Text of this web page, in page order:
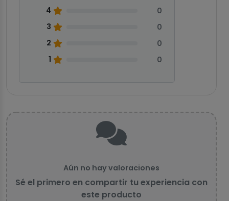
4
0
3
0
2
0
1
0
Aún no hay valoraciones
Sé el primero en compartir tu experiencia con
este producto